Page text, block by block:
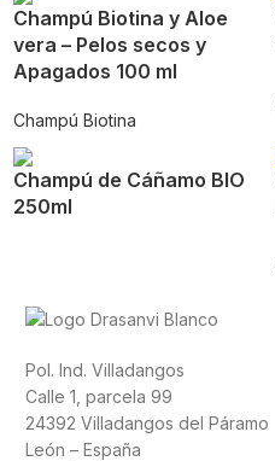
Champú Biotina y Aloe
vera – Pelos secos y
Apagados 100 ml
Champú Biotina
Champú de Cáñamo BIO
250ml
Pol. Ind. Villadangos
Calle 1, parcela 99
24392 Villadangos del Páramo
León – España